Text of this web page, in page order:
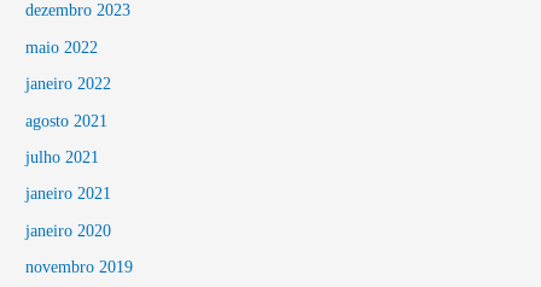
dezembro 2023
maio 2022
janeiro 2022
agosto 2021
julho 2021
janeiro 2021
janeiro 2020
novembro 2019